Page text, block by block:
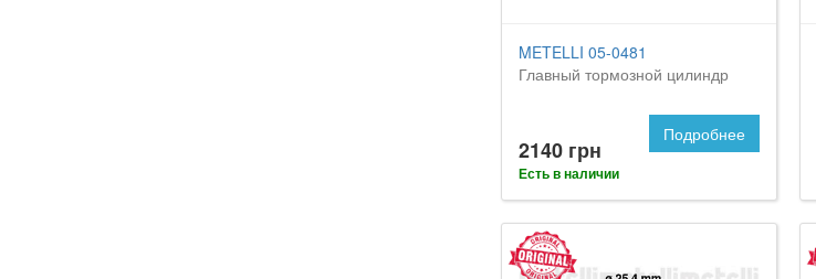
METELLI 05-0481
Главный тормозной цилиндр
2140 грн
Есть в наличии
Подробнее